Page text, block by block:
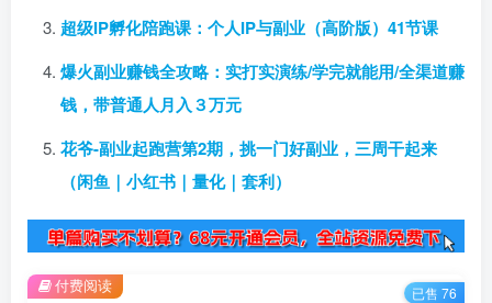
超级IP孵化陪跑课：个人IP与副业（高阶版）41节课
爆火副业赚钱全攻略：实打实演练/学完就能用/全渠道赚
钱，带普通人月入３万元
花爷-副业起跑营第2期，挑一门好副业，三周干起来
（闲鱼｜小红书｜量化｜套利）
付费阅读 已售 76